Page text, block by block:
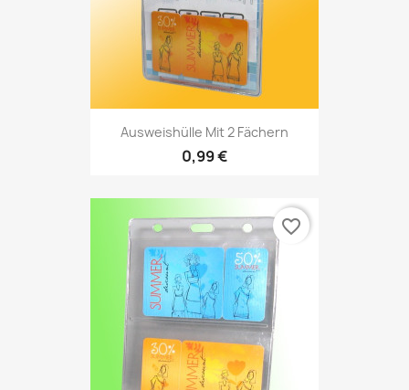
Ausweishülle Mit 2 Fächern
0,99 €
favorite_border